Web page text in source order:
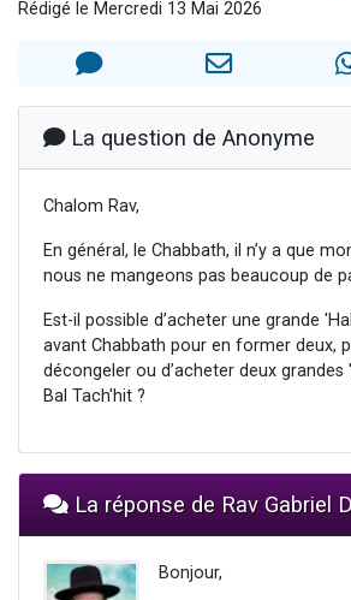
Eva vient de donner son
Eli vient de donner son
Rédigé le Mercredi 13 Mai 2026
La question de Anonyme
Chalom Rav,
En général, le Chabbath, il n’y a que
nous ne mangeons pas beaucoup de
Est-il possible d’acheter une grande
avant Chabbath pour en former deux,
décongeler ou d’acheter deux
Bal Tach'hit ?
La réponse de Rav Gabriel
Bonjour,